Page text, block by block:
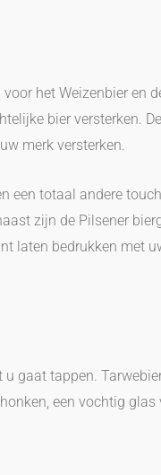
het Weizenbier en
bier versterken.
merk versterken.
een totaal andere
zijn de Pilsener
laten bedrukken met
gaat tappen.
een vochtig glas